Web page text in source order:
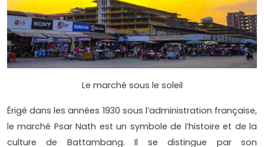
Le marché sous le soleil
Érigé dans les années 1930 sous l’administration française,
le marché Psar Nath est un symbole de l’histoire et de la
culture de Battambang. Il se distingue par son